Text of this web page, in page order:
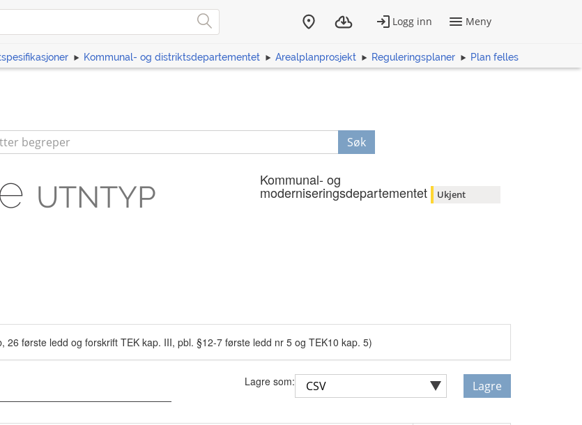
Kommunal- og distriktsdepartementet Arealplanprosjekt Reguleringsplaner Plan felles
Søk
UTNTYP Kommunal- og
moderniseringsdepartementet Ukjent
første ledd og forskrift TEK kap. III, pbl. §12-7 første ledd nr 5 og TEK10 kap. 5)
Lagre som: Lagre